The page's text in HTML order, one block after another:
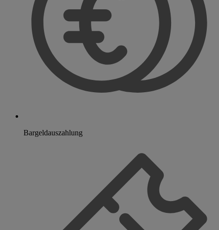
Bargeldauszahlung